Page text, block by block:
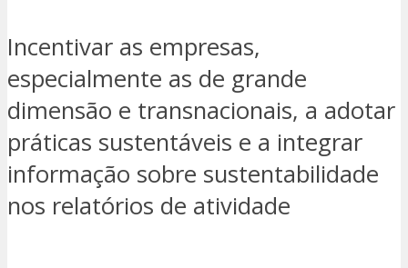
Incentivar as empresas,
especialmente as de grande
dimensão e transnacionais, a adotar
práticas sustentáveis e a integrar
informação sobre sustentabilidade
nos relatórios de atividade